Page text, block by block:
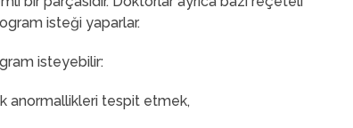
isteği yaparlar.
isteyebilir:
anormallikleri tespit etmek,